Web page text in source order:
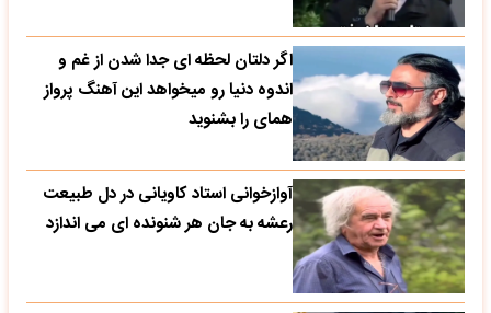
اگر دلتان لحظه ای جدا شدن از غم و
اندوه دنیا رو میخواهد این آهنگ پرواز
همای را بشنوید
آوازخوانی استاد کاویانی در دل طبیعت
رعشه به جان هر شنونده ای می اندازد